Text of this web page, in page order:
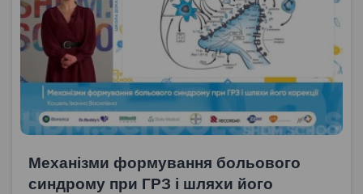
Механізми формування больового
синдрому при ГРЗ і шляхи його